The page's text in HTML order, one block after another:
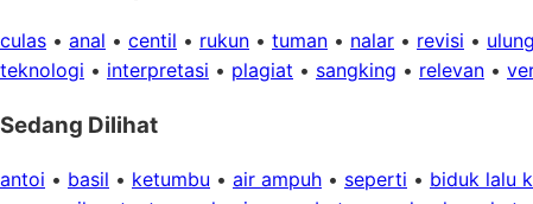
culas • anal • centil • rukun • tuman • nalar • revisi • ulung
teknologi • interpretasi • plagiat • sangking • relevan •
Sedang Dilihat
antoi • basil • ketumbu • air ampuh • seperti • biduk lalu